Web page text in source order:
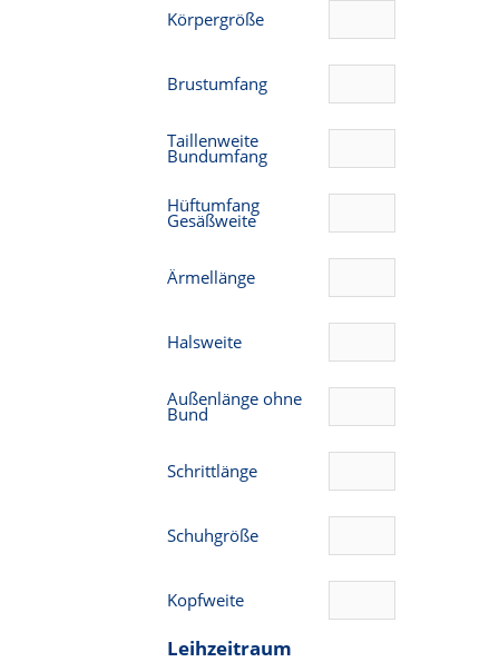
Körpergröße
Brustumfang
Taillenweite
Bundumfang
Hüftumfang
Gesäßweite
Ärmellänge
Halsweite
Außenlänge ohne
Bund
Schrittlänge
Schuhgröße
Kopfweite
Leihzeitraum